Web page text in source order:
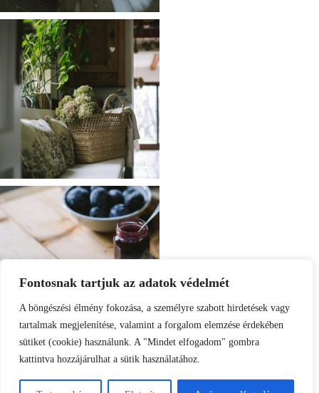
Fontosnak tartjuk az adatok védelmét
A böngészési élmény fokozása, a személyre szabott hirdetések vagy
tartalmak megjelenítése, valamint a forgalom elemzése érdekében
sütiket (cookie) használunk. A "Mindet elfogadom" gombra
kattintva hozzájárulhat a sütik használatához.